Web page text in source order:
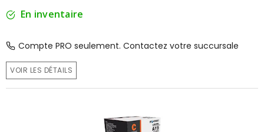
En inventaire
Compte PRO seulement. Contactez votre succursale
VOIR LES DÉTAILS